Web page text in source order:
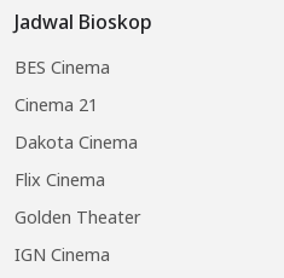
Jadwal Bioskop
BES Cinema
Cinema 21
Dakota Cinema
Flix Cinema
Golden Theater
IGN Cinema